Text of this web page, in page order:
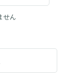
せん